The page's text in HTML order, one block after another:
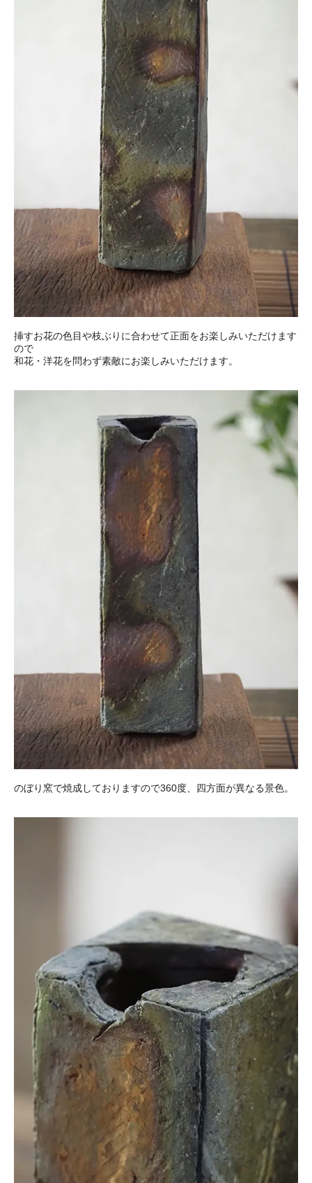
挿すお花の色目や枝ぶりに合わせて正面をお楽しみいただけます
ので
和花・洋花を問わず素敵にお楽しみいただけます。
のぼり窯で焼成しておりますので360度、四方面が異なる景色。